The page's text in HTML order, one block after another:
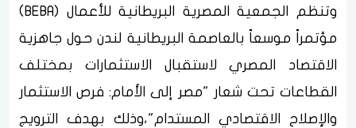
وتنظم الجمعية المصرية البريطانية للأعمال (BEBA)
مؤتمراً موسعاً بالعاصمة البريطانية لندن حول جاهزية
الاقتصاد المصري لاستقبال الاستثمارات بمختلف
القطاعات تحت شعار "مصر إلى الأمام: فرص الاستثمار
والإصلاح الاقتصادي المستدام"،وذلك بهدف الترويج